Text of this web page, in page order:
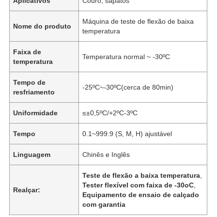
Nome do produto
Máquina de teste de flexão de baixa
temperatura
Faixa de
temperatura
Temperatura normal ~ -30ºC
Tempo de
resfriamento
-25ºC~-30ºC(cerca de 80min)
Uniformidade ≤±0,5ºC/+2ºC-3ºC
Tempo 0.1~999.9 (S, M, H) ajustável
Linguagem Chinês e Inglês
Realçar:
Teste de flexão a baixa temperatura
Tester flexível com faixa de -30oC
Equipamento de ensaio de calçado
com garantia